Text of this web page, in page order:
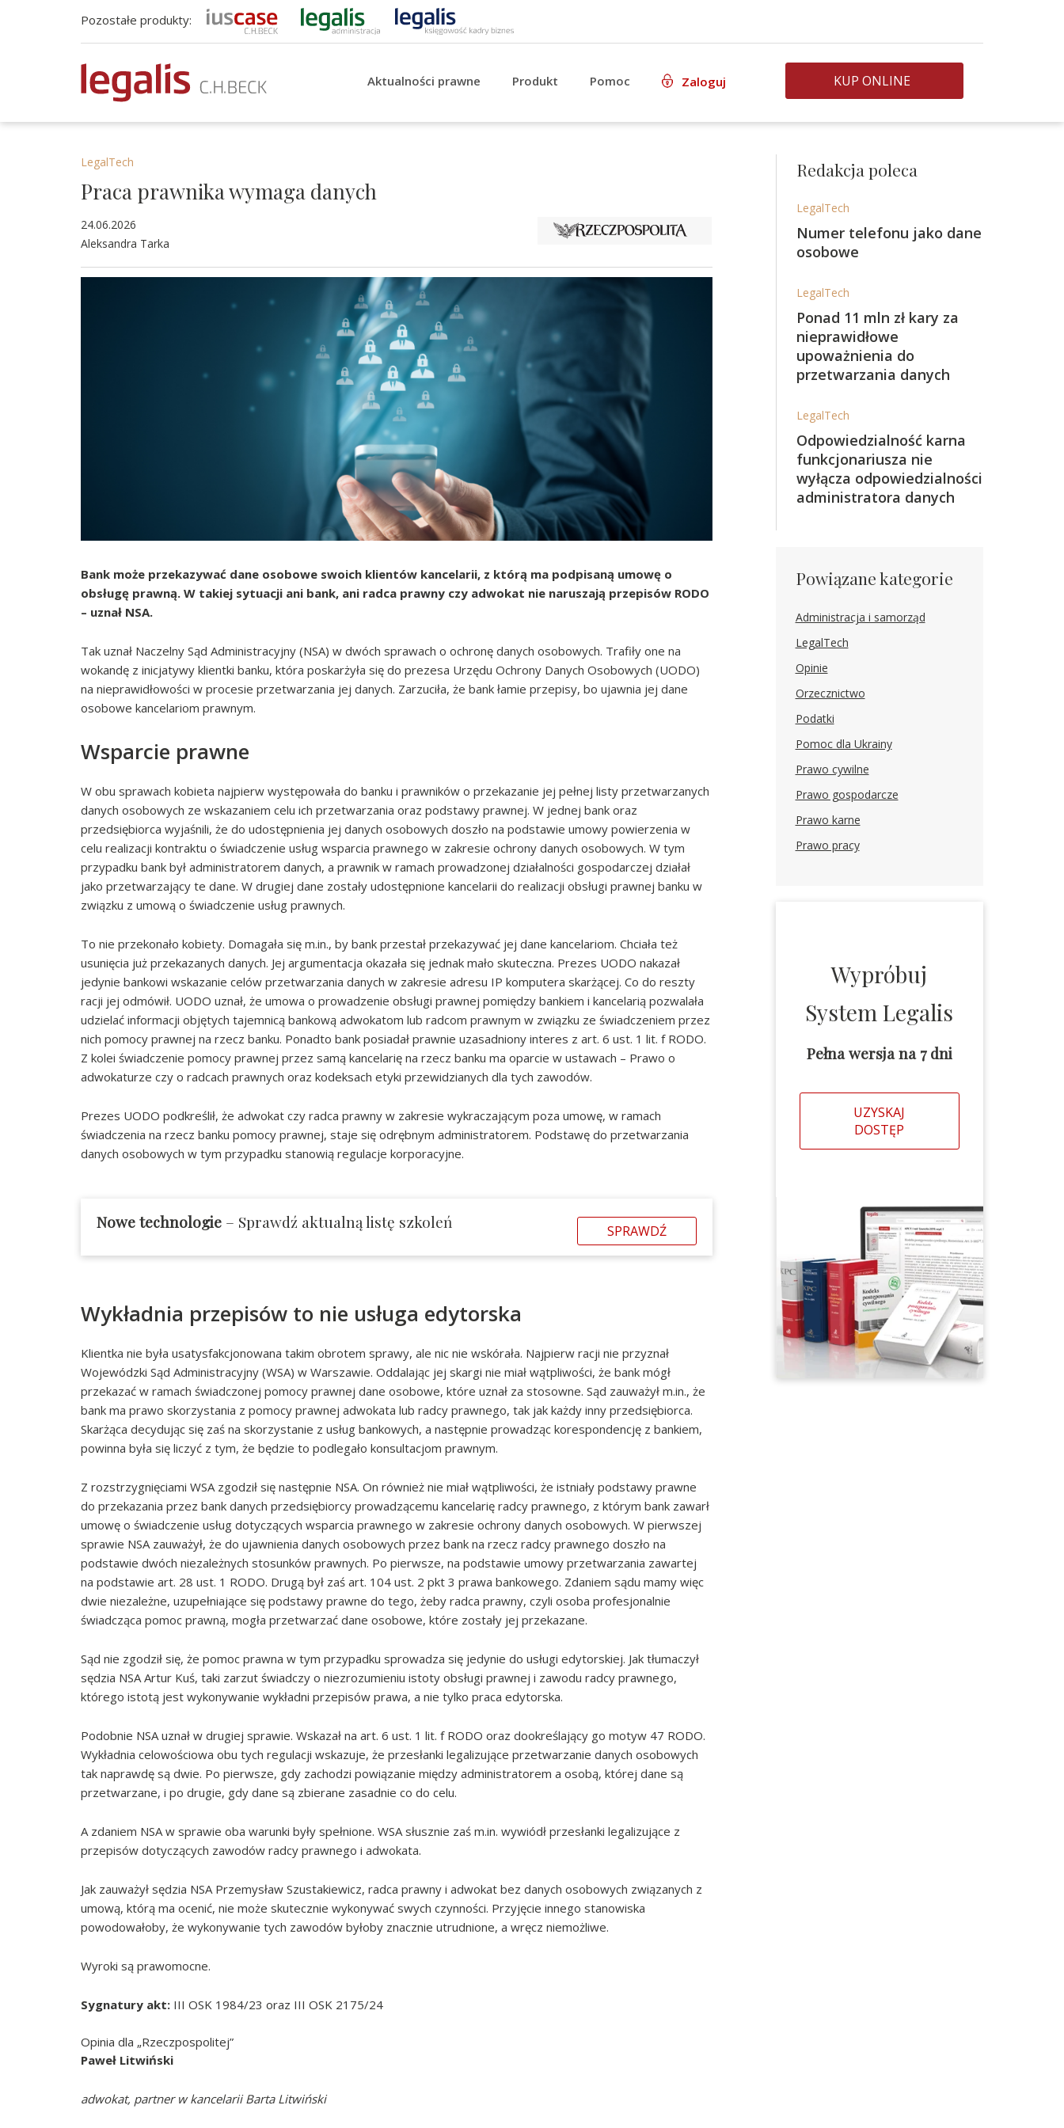
Pozostałe produkty:
Aktualności prawne Produkt Pomoc Zaloguj KUP ONLINE
LegalTech
Praca prawnika wymaga danych
24.06.2026
Aleksandra Tarka
Bank może przekazywać dane osobowe swoich klientów kancelarii, z którą ma podpisaną umowę o
obsługę prawną. W takiej sytuacji ani bank, ani radca prawny czy adwokat nie naruszają przepisów RODO
– uznał NSA.
Tak uznał Naczelny Sąd Administracyjny (NSA) w dwóch sprawach o ochronę danych osobowych. Trafiły one na
wokandę z inicjatywy klientki banku, która poskarżyła się do prezesa Urzędu Ochrony Danych Osobowych (UODO)
na nieprawidłowości w procesie przetwarzania jej danych. Zarzuciła, że bank łamie przepisy, bo ujawnia jej dane
osobowe kancelariom prawnym.
Wsparcie prawne
W obu sprawach kobieta najpierw występowała do banku i prawników o przekazanie jej pełnej listy przetwarzanych
danych osobowych ze wskazaniem celu ich przetwarzania oraz podstawy prawnej. W jednej bank oraz
przedsiębiorca wyjaśnili, że do udostępnienia jej danych osobowych doszło na podstawie umowy powierzenia w
celu realizacji kontraktu o świadczenie usług wsparcia prawnego w zakresie ochrony danych osobowych. W tym
przypadku bank był administratorem danych, a prawnik w ramach prowadzonej działalności gospodarczej działał
jako przetwarzający te dane. W drugiej dane zostały udostępnione kancelarii do realizacji obsługi prawnej banku w
związku z umową o świadczenie usług prawnych.
To nie przekonało kobiety. Domagała się m.in., by bank przestał przekazywać jej dane kancelariom. Chciała też
usunięcia już przekazanych danych. Jej argumentacja okazała się jednak mało skuteczna. Prezes UODO nakazał
jedynie bankowi wskazanie celów przetwarzania danych w zakresie adresu IP komputera skarżącej. Co do reszty
racji jej odmówił. UODO uznał, że umowa o prowadzenie obsługi prawnej pomiędzy bankiem i kancelarią pozwalała
udzielać informacji objętych tajemnicą bankową adwokatom lub radcom prawnym w związku ze świadczeniem przez
nich pomocy prawnej na rzecz banku. Ponadto bank posiadał prawnie uzasadniony interes z art. 6 ust. 1 lit. f RODO.
Z kolei świadczenie pomocy prawnej przez samą kancelarię na rzecz banku ma oparcie w ustawach – Prawo o
adwokaturze czy o radcach prawnych oraz kodeksach etyki przewidzianych dla tych zawodów.
Prezes UODO podkreślił, że adwokat czy radca prawny w zakresie wykraczającym poza umowę, w ramach
świadczenia na rzecz banku pomocy prawnej, staje się odrębnym administratorem. Podstawę do przetwarzania
danych osobowych w tym przypadku stanowią regulacje korporacyjne.
Nowe technologie – Sprawdź aktualną listę szkoleń SPRAWDŹ
Wykładnia przepisów to nie usługa edytorska
Klientka nie była usatysfakcjonowana takim obrotem sprawy, ale nic nie wskórała. Najpierw racji nie przyznał
Wojewódzki Sąd Administracyjny (WSA) w Warszawie. Oddalając jej skargi nie miał wątpliwości, że bank mógł
przekazać w ramach świadczonej pomocy prawnej dane osobowe, które uznał za stosowne. Sąd zauważył m.in., że
bank ma prawo skorzystania z pomocy prawnej adwokata lub radcy prawnego, tak jak każdy inny przedsiębiorca.
Skarżąca decydując się zaś na skorzystanie z usług bankowych, a następnie prowadząc korespondencję z bankiem,
powinna była się liczyć z tym, że będzie to podlegało konsultacjom prawnym.
Z rozstrzygnięciami WSA zgodził się następnie NSA. On również nie miał wątpliwości, że istniały podstawy prawne
do przekazania przez bank danych przedsiębiorcy prowadzącemu kancelarię radcy prawnego, z którym bank zawarł
umowę o świadczenie usług dotyczących wsparcia prawnego w zakresie ochrony danych osobowych. W pierwszej
sprawie NSA zauważył, że do ujawnienia danych osobowych przez bank na rzecz radcy prawnego doszło na
podstawie dwóch niezależnych stosunków prawnych. Po pierwsze, na podstawie umowy przetwarzania zawartej
na podstawie art. 28 ust. 1 RODO. Drugą był zaś art. 104 ust. 2 pkt 3 prawa bankowego. Zdaniem sądu mamy więc
dwie niezależne, uzupełniające się podstawy prawne do tego, żeby radca prawny, czyli osoba profesjonalnie
świadcząca pomoc prawną, mogła przetwarzać dane osobowe, które zostały jej przekazane.
Sąd nie zgodził się, że pomoc prawna w tym przypadku sprowadza się jedynie do usługi edytorskiej. Jak tłumaczył
sędzia NSA Artur Kuś, taki zarzut świadczy o niezrozumieniu istoty obsługi prawnej i zawodu radcy prawnego,
którego istotą jest wykonywanie wykładni przepisów prawa, a nie tylko praca edytorska.
Podobnie NSA uznał w drugiej sprawie. Wskazał na art. 6 ust. 1 lit. f RODO oraz dookreślający go motyw 47 RODO.
Wykładnia celowościowa obu tych regulacji wskazuje, że przesłanki legalizujące przetwarzanie danych osobowych
tak naprawdę są dwie. Po pierwsze, gdy zachodzi powiązanie między administratorem a osobą, której dane są
przetwarzane, i po drugie, gdy dane są zbierane zasadnie co do celu.
A zdaniem NSA w sprawie oba warunki były spełnione. WSA słusznie zaś m.in. wywiódł przesłanki legalizujące z
przepisów dotyczących zawodów radcy prawnego i adwokata.
Jak zauważył sędzia NSA Przemysław Szustakiewicz, radca prawny i adwokat bez danych osobowych związanych z
umową, którą ma ocenić, nie może skutecznie wykonywać swych czynności. Przyjęcie innego stanowiska
powodowałoby, że wykonywanie tych zawodów byłoby znacznie utrudnione, a wręcz niemożliwe.
Wyroki są prawomocne.
Sygnatury akt: III OSK 1984/23 oraz III OSK 2175/24
Opinia dla „Rzeczpospolitej”
Paweł Litwiński
adwokat, partner w kancelarii Barta Litwiński
Redakcja poleca
LegalTech
Numer telefonu jako dane
osobowe
LegalTech
Ponad 11 mln zł kary za
nieprawidłowe
upoważnienia do
przetwarzania danych
LegalTech
Odpowiedzialność karna
funkcjonariusza nie
wyłącza odpowiedzialności
administratora danych
Powiązane kategorie
Administracja i samorząd
LegalTech
Opinie
Orzecznictwo
Podatki
Pomoc dla Ukrainy
Prawo cywilne
Prawo gospodarcze
Prawo karne
Prawo pracy
Wypróbuj
System Legalis
Pełna wersja na 7 dni
UZYSKAJ
DOSTĘP